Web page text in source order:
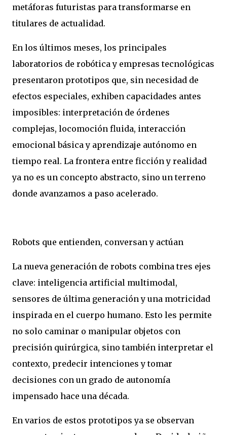
metáforas futuristas para transformarse en
titulares de actualidad.
En los últimos meses, los principales
laboratorios de robótica y empresas tecnológicas
presentaron prototipos que, sin necesidad de
efectos especiales, exhiben capacidades antes
imposibles: interpretación de órdenes
complejas, locomoción fluida, interacción
emocional básica y aprendizaje autónomo en
tiempo real. La frontera entre ficción y realidad
ya no es un concepto abstracto, sino un terreno
donde avanzamos a paso acelerado.
Robots que entienden, conversan y actúan
La nueva generación de robots combina tres ejes
clave: inteligencia artificial multimodal,
sensores de última generación y una motricidad
inspirada en el cuerpo humano. Esto les permite
no solo caminar o manipular objetos con
precisión quirúrgica, sino también interpretar el
contexto, predecir intenciones y tomar
decisiones con un grado de autonomía
impensado hace una década.
En varios de estos prototipos ya se observan